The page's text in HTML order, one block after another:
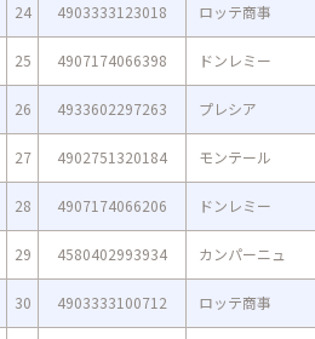
24 4903333123018 ロッテ商事
25 4907174066398 ドンレミー
26 4933602297263 プレシア
27 4902751320184 モンテール
28 4907174066206 ドンレミー
29 4580402993934 カンパーニュ
30 4903333100712 ロッテ商事